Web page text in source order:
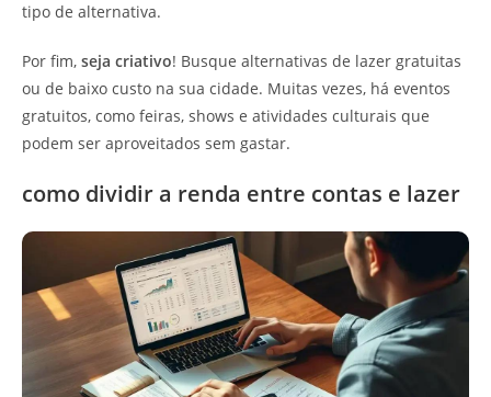
tipo de alternativa.
Por fim, seja criativo! Busque alternativas de lazer gratuitas
ou de baixo custo na sua cidade. Muitas vezes, há eventos
gratuitos, como feiras, shows e atividades culturais que
podem ser aproveitados sem gastar.
como dividir a renda entre contas e lazer